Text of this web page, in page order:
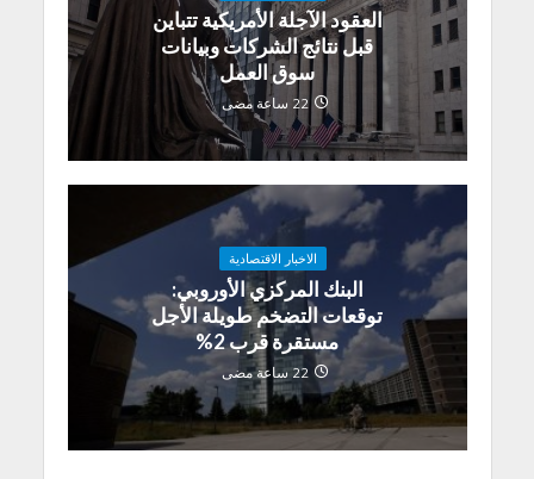
العقود الآجلة الأمريكية تتباين
قبل نتائج الشركات وبيانات
سوق العمل
22 ساعة مضى
الاخبار الاقتصادية
البنك المركزي الأوروبي:
توقعات التضخم طويلة الأجل
مستقرة قرب 2%
22 ساعة مضى